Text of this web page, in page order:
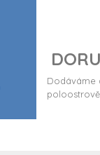
Dodáváme
poloostrově.